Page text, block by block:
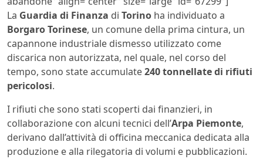
La Guardia di Finanza di Torino ha individuato a
Borgaro Torinese, un comune della prima cintura, un
capannone industriale dismesso utilizzato come
discarica non autorizzata, nel quale, nel corso del
tempo, sono state accumulate240 tonnellate di rifiuti
pericolosi.
I rifiuti che sono stati scoperti dai finanzieri, in
collaborazione con alcuni tecnici dell’Arpa Piemonte,
derivano dall’attività di officina meccanica dedicata alla
produzione e alla rilegatoria di volumi e pubblicazioni.